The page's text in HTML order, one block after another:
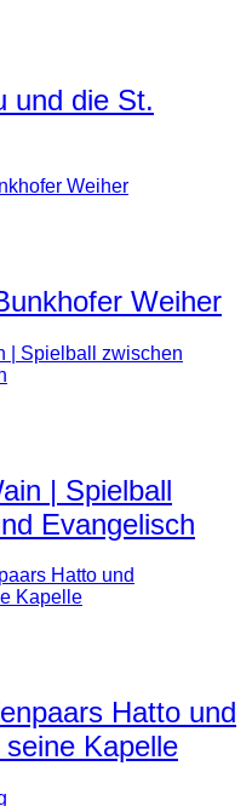
und die St.
Weiher
| Spielball
Evangelisch
Hatto und
Kapelle